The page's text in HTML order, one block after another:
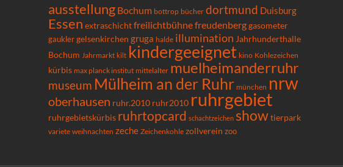
ausstellung Bochum bottrop bücher dortmund Duisburg
Essen extraschichtfreilichtbühnefreudenberggasometer
gauklergelsenkirchen gruga halde illumination Jahrhunderthalle
Bochum Jahrmarkt kilt kindergeeignet kino Kohlezeichen
kürbis max planck institut mittelalter muelheimanderruhr
museum Mülheim an der Ruhr münchen nrw
oberhausen ruhr.2010 ruhr2010 ruhrgebiet
ruhrgebietskürbis ruhrtopcard schachtzeichen showtierpark
variete weihnachten zeche Zeichenkohle zollverein zoo